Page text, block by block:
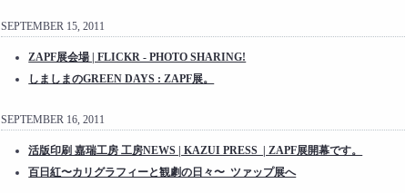
SEPTEMBER 15, 2011
ZAPF展会場 | FLICKR - PHOTO SHARING!
しましまのGREEN DAYS : ZAPF展。
SEPTEMBER 16, 2011
活版印刷 嘉瑞工房 工房NEWS | KAZUI PRESS | ZAPF展開幕です。
百日紅〜カリグラフィーと観劇の日々〜 ツァップ展へ